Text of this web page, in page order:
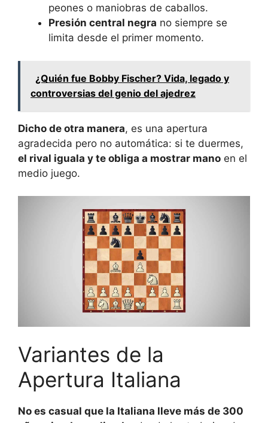
peones o maniobras de caballos.
Presión central negra no siempre se
limita desde el primer momento.
¿Quién fue Bobby Fischer? Vida, legado y
controversias del genio del ajedrez
Dicho de otra manera, es una apertura
agradecida pero no automática: si te duermes,
el rival iguala y te obliga a mostrar mano en el
medio juego.
Variantes de la
Apertura Italiana
No es casual que la Italiana lleve más de 300